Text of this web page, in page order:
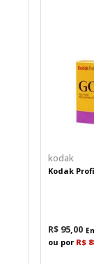
kodak
Kodak
R$ 95,00
ou por R$